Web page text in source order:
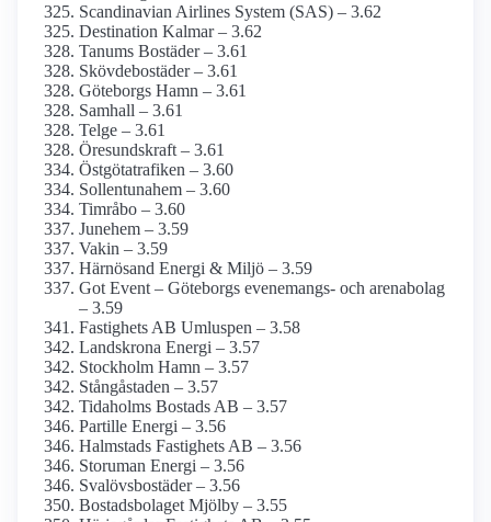
Scandinavian Airlines System (SAS) – 3.62
Destination Kalmar – 3.62
Tanums Bostäder – 3.61
Skövdebostäder – 3.61
Göteborgs Hamn – 3.61
Samhall – 3.61
Telge – 3.61
Öresundskraft – 3.61
Östgötatrafiken – 3.60
Sollentunahem – 3.60
Timråbo – 3.60
Junehem – 3.59
Vakin – 3.59
Härnösand Energi & Miljö – 3.59
Got Event – Göteborgs evenemangs- och arenabolag
– 3.59
Fastighets AB Umluspen – 3.58
Landskrona Energi – 3.57
Stockholm Hamn – 3.57
Stångåstaden – 3.57
Tidaholms Bostads AB – 3.57
Partille Energi – 3.56
Halmstads Fastighets AB – 3.56
Storuman Energi – 3.56
Svalövsbostäder – 3.56
Bostadsbolaget Mjölby – 3.55